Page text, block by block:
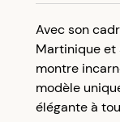
compte client
votre
Utilisez votre
prochaine
Avec son
Martinique et
montre
modèle
élégante à